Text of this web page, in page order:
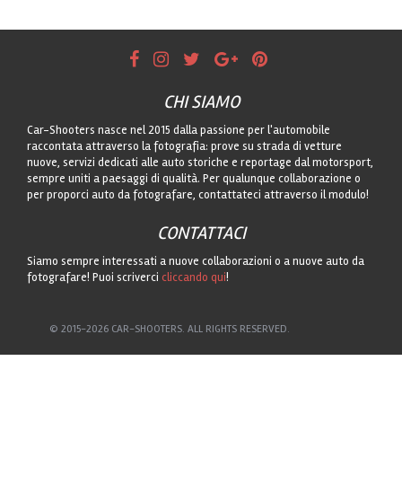
CHI SIAMO
Car-Shooters nasce nel 2015 dalla passione per l'automobile
raccontata attraverso la fotografia: prove su strada di vetture
nuove, servizi dedicati alle auto storiche e reportage dal motorsport,
sempre uniti a paesaggi di qualità. Per qualunque collaborazione o
per proporci auto da fotografare, contattateci attraverso il modulo!
CONTATTACI
Siamo sempre interessati a nuove collaborazioni o a nuove auto da
fotografare! Puoi scriverci cliccando qui!
© 2015-2026 CAR-SHOOTERS. ALL RIGHTS RESERVED.